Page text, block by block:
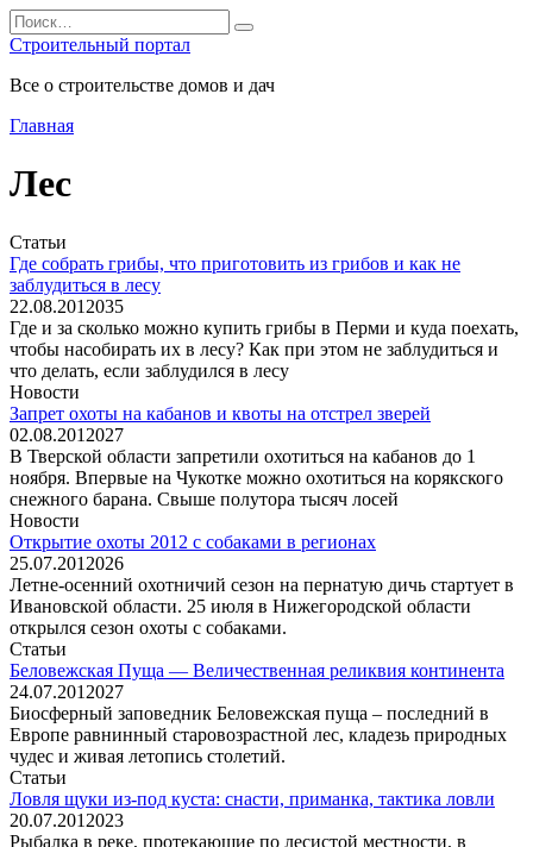
Перейти
к
содержанию
Search
for:
Строительный портал
Все о строительстве домов и дач
Главная
Лес
Статьи
Где собрать грибы, что приготовить из грибов и как не
заблудиться в лесу
22.08.2012035
Где и за сколько можно купить грибы в Перми и куда поехать,
чтобы насобирать их в лесу? Как при этом не заблудиться и
что делать, если заблудился в лесу
Новости
Запрет охоты на кабанов и квоты на отстрел зверей
02.08.2012027
В Тверской области запретили охотиться на кабанов до 1
ноября. Впервые на Чукотке можно охотиться на корякского
снежного барана. Свыше полутора тысяч лосей
Новости
Открытие охоты 2012 с собаками в регионах
25.07.2012026
Летне-осенний охотничий сезон на пернатую дичь стартует в
Ивановской области. 25 июля в Нижегородской области
открылся сезон охоты с собаками.
Статьи
Беловежская Пуща — Величественная реликвия континента
24.07.2012027
Биосферный заповедник Беловежская пуща – последний в
Европе равнинный старовозрастной лес, кладезь природных
чудес и живая летопись столетий.
Статьи
Ловля щуки из-под куста: снасти, приманка, тактика ловли
20.07.2012023
Рыбалка в реке, протекающие по лесистой местности, в